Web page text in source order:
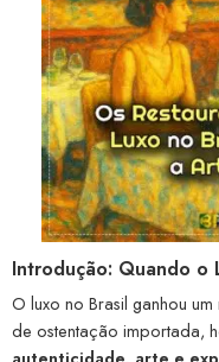
Introdução: Quando o
O luxo no Brasil ganhou
de ostentação importada,